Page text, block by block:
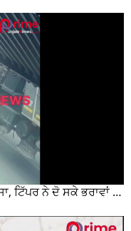
ਗੜ੍ਹਦੀਵਾਲਾ ਚ ਵਾਪਰਿਆ ਰੂਹ ਕੰਬਾਊ ਹਾਦਸਾ, ਟਿੱਪਰ ਨੇ ਦੋ ਸਕੇ ਭਰਾਵਾਂ ਨੂੰ ਕੁਚਲਿਆ, ਸੀਸੀਟੀਵੀ ਫੁਟੇਜ ਵੀ ਆਈ ਸਾਹਮਣੇ